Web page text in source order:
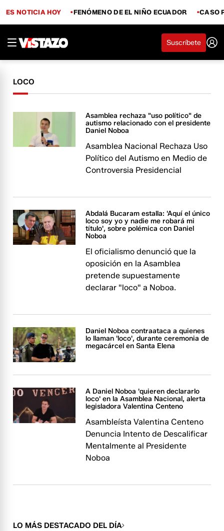
ES NOTICIA HOY FENÓMENO DE EL NIÑO ECUADOR CASO
Suscríbete
LOCO
Asamblea rechaza "uso político" de
autismo relacionado con el presidente
Daniel Noboa
Asamblea Nacional Rechaza Uso
Político del Autismo en Medio de
Controversia Presidencial
Abdalá Bucaram estalla: 'Aquí el único
loco soy yo y nadie me robará mi
título', sobre polémica con Daniel
Noboa
El oficialismo denunció que la
oposición en la Asamblea
pretende supuestamente
declarar "loco" a Noboa.
Daniel Noboa contraataca a quienes
lo llaman 'loco', durante ceremonia de
megacárcel en Santa Elena
A Daniel Noboa 'quieren declararlo
loco' en la Asamblea Nacional, alerta
legisladora Valentina Centeno
Asambleísta Valentina Centeno
Denuncia Intento de Descalificar
Mentalmente al Presidente
Noboa
LO MÁS DESTACADO DEL DÍA